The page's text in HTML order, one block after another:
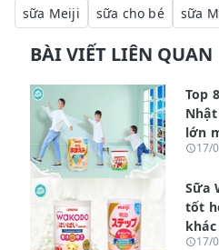
sữa Meiji sữa cho bé sữa
BÀI VIẾT LIÊN QUAN
Top
lớn
17/
Sữa
tốt
17/